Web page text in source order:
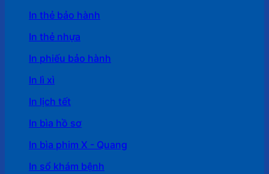
In thẻ bảo hành
In thẻ nhựa
In phiếu bảo hành
In lì xì
In lịch tết
In bìa hồ sơ
In bìa phim X - Quang
In sổ khám bệnh